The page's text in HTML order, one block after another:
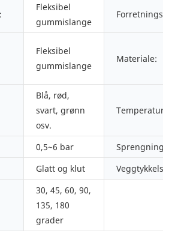
Fleksibel
gummislange
Fleksibel
gummislange
Materiale:
Blå, rød,
svart, grønn
osv.
Temperatur:
0,5~6 bar
Glatt og klut Veggtykkelse:
30, 45, 60, 90,
135, 180
grader